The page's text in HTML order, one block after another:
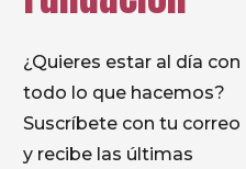
¿Quieres estar al día con
todo lo que hacemos?
Suscríbete con tu correo
y recibe las últimas